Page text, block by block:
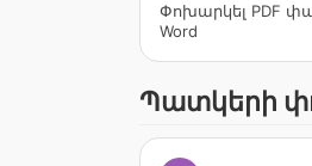
Փոխարկել PDF
Word
Պատկերի